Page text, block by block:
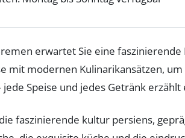
erwartet Sie eine faszinierende
mit modernen Kulinarikansätzen,
jede Speise und jedes Getränk